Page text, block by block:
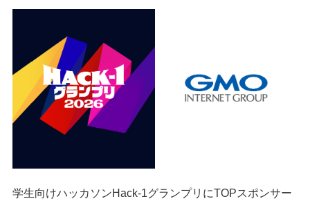
学生向けハッカソンHack-1グランプリにTOPスポンサー